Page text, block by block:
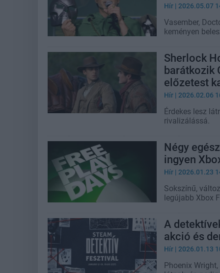
Hír | 2026.05.07
Vasember,
keményen
Sherlock
barátkozik
előzetest
Hír | 2026.02.06
Érdekes lesz
rivalizálássá.
Négy
ingyen
Hír | 2026.01.23
Sokszínű,
legújabb Xbox
A
akció és
Hír | 2026.01.13
Phoenix